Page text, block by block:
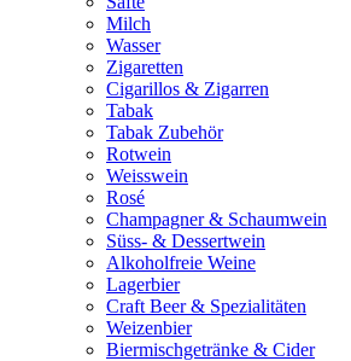
Milch
Wasser
Zigaretten
Cigarillos & Zigarren
Tabak
Tabak Zubehör
Rotwein
Weisswein
Rosé
Champagner & Schaumwein
Süss- & Dessertwein
Alkoholfreie Weine
Lagerbier
Craft Beer & Spezialitäten
Weizenbier
Biermischgetränke & Cider